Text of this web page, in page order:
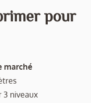
pour
marché
3 niveaux